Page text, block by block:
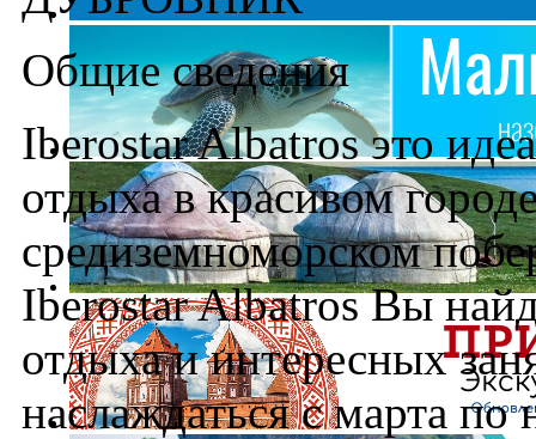
Общие сведения
Iberostar Albatros это
отдыха в красивом
средиземноморском
Iberostar Albatros Вы
отдыха и интересных
наслаждаться с марта по